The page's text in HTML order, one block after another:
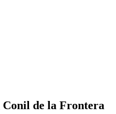
Conil de la Frontera